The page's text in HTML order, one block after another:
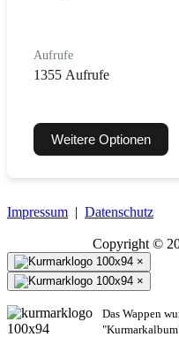
Aufrufe
1355 Aufrufe
Weitere Optionen
Impressum | Datenschutz
Copyright ©
×
×
Das Wappen